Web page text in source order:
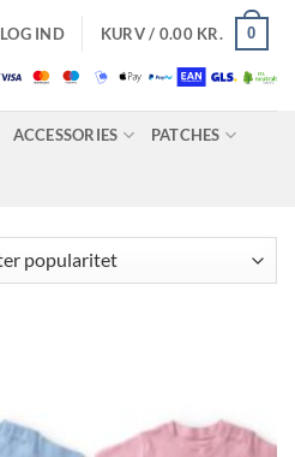
LOG IND KURV / 0.00 KR. 0
ACCESSORIES PATCHES